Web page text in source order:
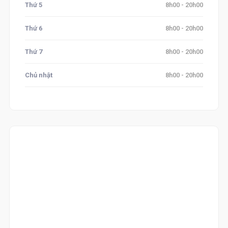
Thứ 5 8h00 - 20h00
Thứ 6 8h00 - 20h00
Thứ 7 8h00 - 20h00
Chủ nhật 8h00 - 20h00